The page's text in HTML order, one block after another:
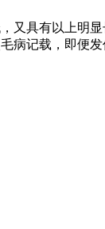
又具有以上明
病记载，即便